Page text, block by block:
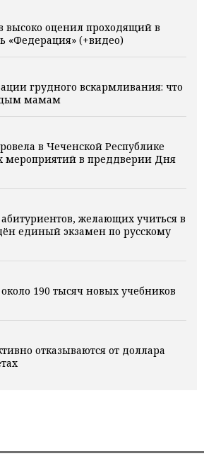
оценил проходящий в
«Федерация» (+видео)
грудного вскармливания: что
мамам
в Чеченской Республике
мероприятий в преддверии Дня
желающих учиться в
единый экзамен по русскому
190 тысяч новых учебников
отказываются от доллара